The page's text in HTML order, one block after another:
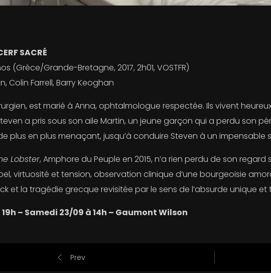
SACRÉ
(Grèce/Grande-Bretagne, 2017, 2h01, VOSTFR)
Colin Farrell, Barry Keoghan
est marié à Anna, ophtalmologue respectée. Ils vivent
a pris sous son aile Martin, un jeune garçon qui a perdu son
plus en plus menaçant, jusqu’à conduire Steven à un impensable
Lobster, Amphore du Peuple en 2015, n’a rien perdu de son
virtuosité et tension, observation clinique d’une bourgeoisie
et la tragédie grecque revisitée par le sens de l’absurde unique
– Samedi 23/09 à 14h – Gaumont Wilson
Prev